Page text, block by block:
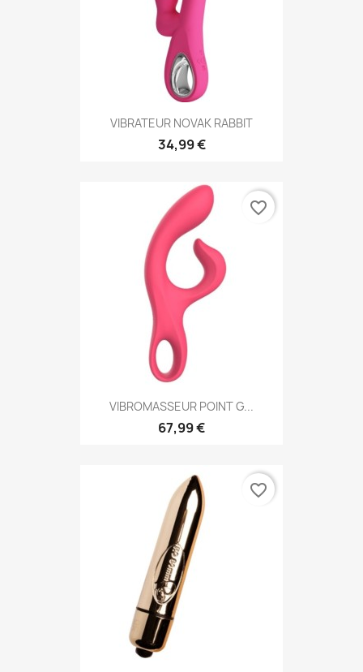
VIBRATEUR NOVAK RABBIT
34,99 €
VIBROMASSEUR POINT G...
67,99 €
favorite_border
favorite_border